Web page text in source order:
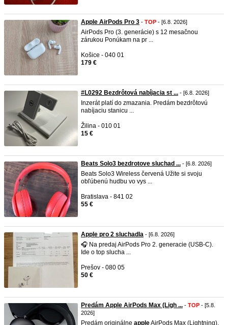
Apple AirPods Pro 3 - TOP - [6.8. 2026]
AirPods Pro (3. generácie) s 12 mesačnou
zárukou Ponúkam na pr ...
Košice - 040 01
179 €
#L0292 Bezdrôtová nabíjacia st ... - [6.8. 2026]
Inzerát platí do zmazania. Predám bezdrôtovú
nabíjaciu stanicu ...
Žilina - 010 01
15 €
Beats Solo3 bezdrotove sluchad ... - [6.8. 2026]
Beats Solo3 Wireless červená Užite si svoju
obľúbenú hudbu vo vys ...
Bratislava - 841 02
55 €
Apple pro 2 sluchadla - [6.8. 2026]
🎧 Na predaj AirPods Pro 2. generacie (USB-C).
Ide o top slucha ...
Prešov - 080 05
50 €
Predám Apple AirPods Max (Ligh ... - TOP - [5.8.
2026]
Predám originálne appleAirPods Max (Lightning),